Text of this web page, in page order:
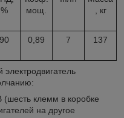
%
мощ.
, кг
90 0,89 7 137
клемм в коробке
на другое